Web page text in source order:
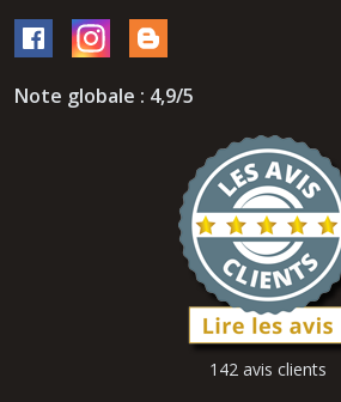
Note globale : 4,9/5
142 avis clients